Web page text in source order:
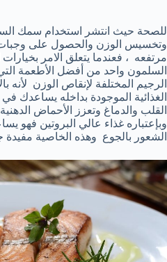
للصحة حيث انتشر استخدام سمك
وتخسيس الوزن والحصول على وجبات
مرتفعه ، فعندما يتعلق الامر
السلمون واحد من أفضل الأطعمة
الرجيم المختلفة لإنقاص الوزن لأنه
الغذائية الموجودة بداخله يساعدك
القلب والدماغ وتعزز الأحماض
وبإعتباره غذاء عالي البروتين فهو
الشعور بالجوع وهذه الخاصية